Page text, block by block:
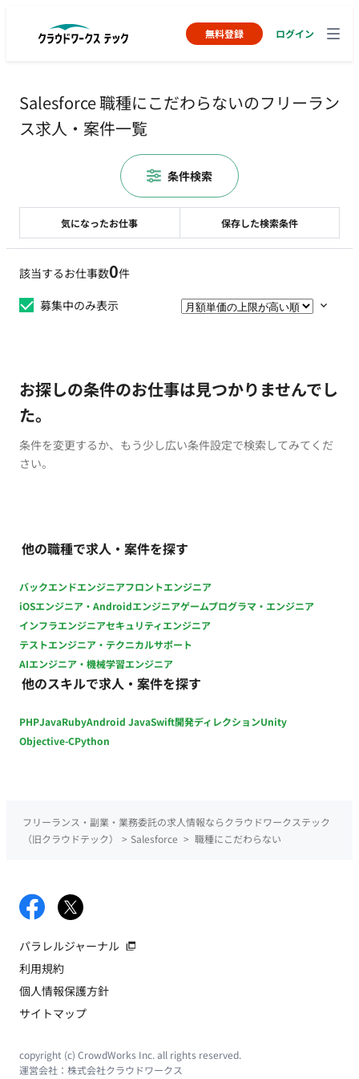
無料登録 ログイン
Salesforce 職種にこだわらないのフリーラン
ス求人・案件一覧
該当するお仕事数0件
募集中のみ表示
お探しの条件のお仕事は見つかりませんでし
た。
条件を変更するか、もう少し広い条件設定で検索してみてくだ
さい。
他の職種で求人・案件を探す
バックエンドエンジニアフロントエンジニア
iOSエンジニア・Androidエンジニアゲームプログラマ・エンジニア
インフラエンジニアセキュリティエンジニア
テストエンジニア・テクニカルサポート
AIエンジニア・機械学習エンジニア
他のスキルで求人・案件を探す
PHPJavaRubyAndroid JavaSwift開発ディレクションUnity
Objective-CPython
気になったお仕事 保存した検索条件
条件検索
フリーランス・副業・業務委託の求人情報ならクラウドワークステック
（旧クラウドテック）
> Salesforce > 職種にこだわらない
パラレルジャーナル
利用規約
個人情報保護方針
サイトマップ
copyright (c) CrowdWorks Inc. all rights reserved.
運営会社： 株式会社クラウドワークス